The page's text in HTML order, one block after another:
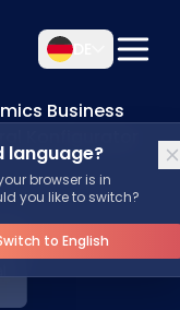
language?
browser is in
you like to switch?
to English
Business